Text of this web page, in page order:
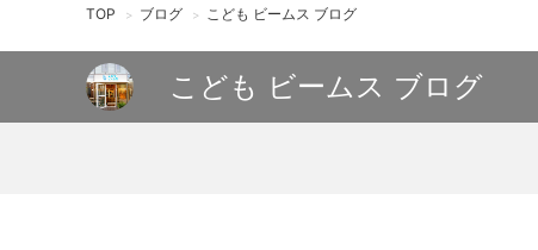
TOP > ブログ > こども ビームス ブログ
こども ビームス ブログ